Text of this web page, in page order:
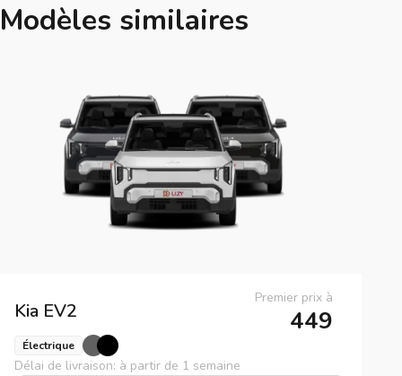
Modèles similaires
Kia EV2
Premier prix à
449
Électrique
Délai de livraison: à partir de 1 semaine